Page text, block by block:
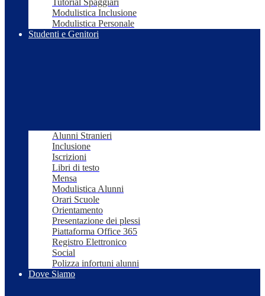
Tutorial Spaggiari
Modulistica Inclusione
Modulistica Personale
Studenti e Genitori
Alunni Stranieri
Inclusione
Iscrizioni
Libri di testo
Mensa
Modulistica Alunni
Orari Scuole
Orientamento
Presentazione dei plessi
Piattaforma Office 365
Registro Elettronico
Social
Polizza infortuni alunni
Dove Siamo